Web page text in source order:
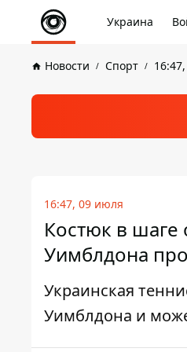
Украина
Новости Спорт
16:47, 09 июля
Костюк в шаге
Уимблдона
Украинская
Уимблдона и